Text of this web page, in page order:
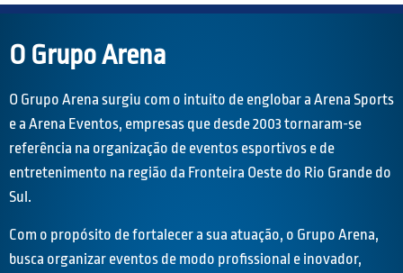
O Grupo Arena
O Grupo Arena surgiu com o intuito de englobar a Arena Sports
e a Arena Eventos, empresas que desde 2003 tornaram-se
referência na organização de eventos esportivos e de
entretenimento na região da Fronteira Oeste do Rio Grande do
Sul.
Com o propósito de fortalecer a sua atuação, o Grupo Arena,
busca organizar eventos de modo profissional e inovador,